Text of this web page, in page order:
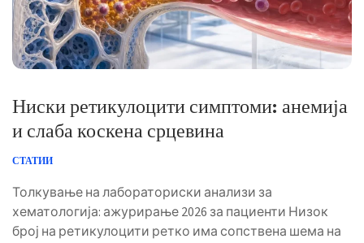
Ниски ретикулоцити симптоми: анемија
и слаба коскена срцевина
СТАТИИ
Толкување на лабораториски анализи за
хематологија: ажурирање 2026 за пациенти Низок
број на ретикулоцити ретко има сопствена шема на